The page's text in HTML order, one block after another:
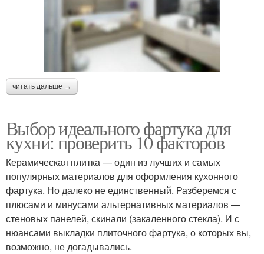
читать дальше →
Выбор идеального фартука для
кухни: проверить 10 факторов
Керамическая плитка — один из лучших и самых
популярных материалов для оформления кухонного
фартука. Но далеко не единственный. Разберемся с
плюсами и минусами альтернативных материалов —
стеновых панелей, скинали (закаленного стекла). И с
нюансами выкладки плиточного фартука, о которых вы,
возможно, не догадывались.